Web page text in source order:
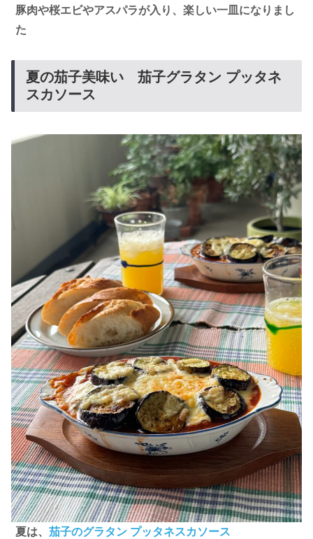
豚肉や桜エビやアスパラが入り、楽しい一皿になりまし
た
夏の茄子美味い 茄子グラタン プッタネ
スカソース
夏は、 茄子のグラタン プッタネスカソース